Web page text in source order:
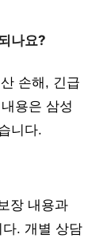
나요?
손해, 긴급
용은 삼성
니다.
장 내용과
. 개별 상담